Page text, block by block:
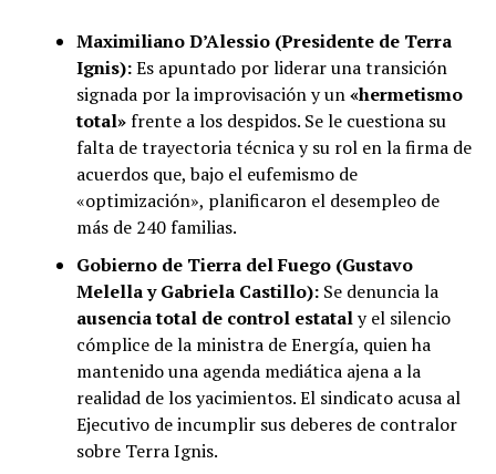
Maximiliano D’Alessio (Presidente de Terra
Ignis):Es apuntado por liderar una transición
signada por la improvisación y un«hermetismo
total»frente a los despidos. Se le cuestiona su
falta de trayectoria técnica y su rol en la firma de
acuerdos que, bajo el eufemismo de
«optimización», planificaron el desempleo de
más de 240 familias.
Gobierno de Tierra del Fuego (Gustavo
Melella y Gabriela Castillo):Se denuncia la
ausencia total de control estataly el silencio
cómplice de la ministra de Energía, quien ha
mantenido una agenda mediática ajena a la
realidad de los yacimientos. El sindicato acusa al
Ejecutivo de incumplir sus deberes de contralor
sobre Terra Ignis.